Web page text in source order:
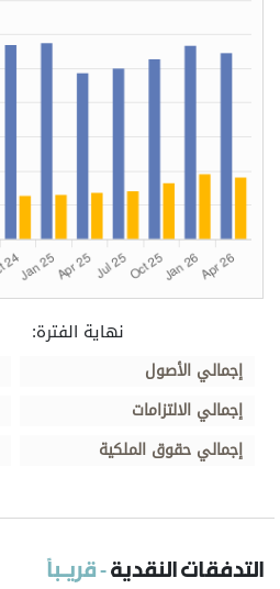
نهاية الفترة:
إجمالي الأصول
إجمالي الالتزامات
إجمالي حقوق الملكية
التدفقات النقدية- قريـباً